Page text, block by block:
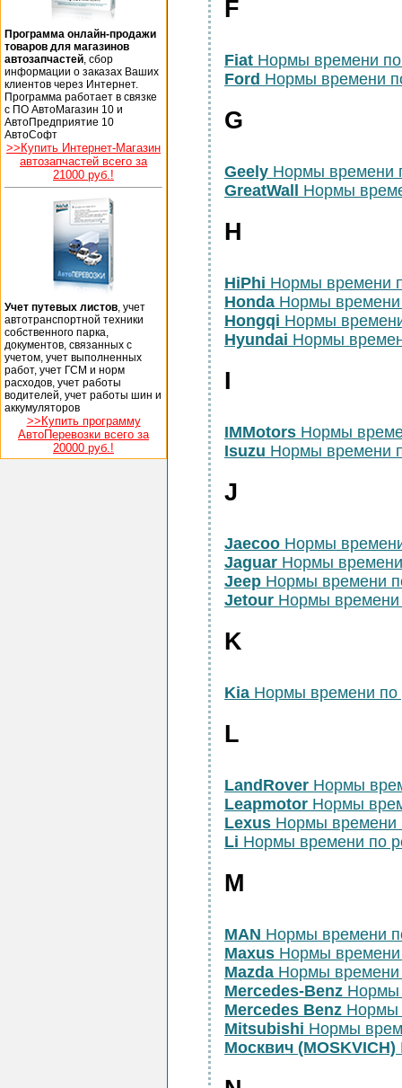
Программа онлайн-продажи
товаров для магазинов
автозапчастей , сбор
информации о заказах Ваших
клиентов через Интернет.
Программа работает в связке
с ПО АвтоМагазин 10 и
АвтоПредприятие 10
АвтоСофт
>>Купить Интернет-Магазин
автозапчастей всего за
21000 руб.!
Учет путевых листов , учет
автотранспортной техники
собственного парка,
документов, связанных с
учетом, учет выполненных
работ, учет ГСМ и норм
расходов, учет работы
водителей, учет работы шин и
аккумуляторов
>>Купить программу
АвтоПеревозки всего за
20000 руб.!
F
Fiat Нормы времени
Ford Нормы времени
G
Geely Нормы времени
GreatWall
Нормы
H
HiPhi Нормы времени
Honda Нормы
Hongqi Нормы
Hyundai Нормы
I
IMMotors Нормы
Isuzu Нормы времени
J
Jaecoo Нормы
Jaguar Нормы
Jeep Нормы времени
Jetour Нормы
K
Kia Нормы времени по
L
LandRover Нормы
Leapmotor Нормы
Lexus Нормы времени
Li Нормы времени по
M
MAN Нормы времени
Maxus Нормы
Mazda Нормы времени
Mercedes-Benz Нормы
Mercedes Benz Нормы
Mitsubishi Нормы
Москвич (MOSKVICH)